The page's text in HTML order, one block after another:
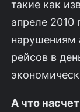
такие как
апреле 2010
нарушениям
рейсов в
А что